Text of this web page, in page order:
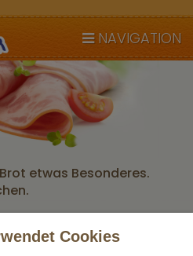
NAVIGATION
etwas Besonderes.
Cookies